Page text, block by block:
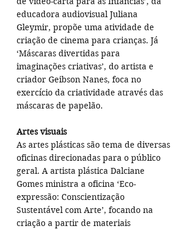
educadora audiovisual Juliana
Gleymir, propõe uma atividade de
criação de cinema para crianças. Já
‘Máscaras divertidas para
imaginações criativas’, do artista e
criador Geibson Nanes, foca no
exercício da criatividade através das
máscaras de papelão.
Artes visuais
As artes plásticas são tema de diversas
oficinas direcionadas para o público
geral. A artista plástica Dalciane
Gomes ministra a oficina ‘Eco-
expressão: Conscientização
Sustentável com Arte’, focando na
criação a partir de materiais